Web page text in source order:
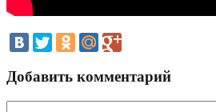
Добавить комментарий